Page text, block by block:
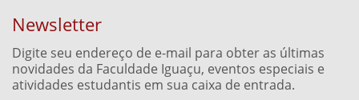
Newsletter
Digite seu endereço de e-mail para obter as últimas
novidades da Faculdade Iguaçu, eventos especiais e
atividades estudantis em sua caixa de entrada.